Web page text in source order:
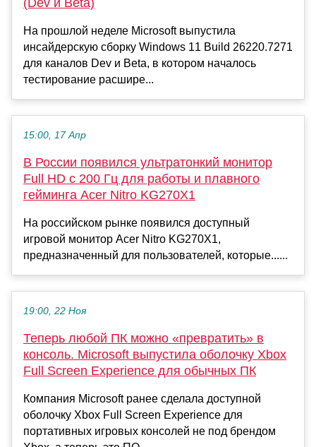
На прошлой неделе Microsoft выпустила
инсайдерскую сборку Windows 11 Build 26220.7271
для каналов Dev и Beta, в котором началось
тестирование расшире...
15:00, 17 Апр
В России появился ультратонкий монитор
Full HD с 200 Гц для работы и плавного
гейминга Acer Nitro KG270X1
На российском рынке появился доступный
игровой монитор Acer Nitro KG270X1,
предназначенный для пользователей, которые......
19:00, 22 Ноя
Теперь любой ПК можно «превратить» в
консоль. Microsoft выпустила оболочку Xbox
Full Screen Experience для обычных ПК
Компания Microsoft ранее сделала доступной
оболочку Xbox Full Screen Experience для
портативных игровых консолей не под брендом